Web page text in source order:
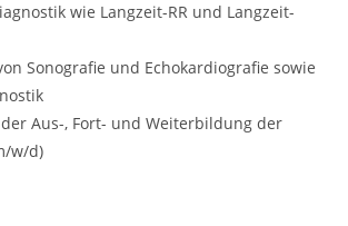
wie Langzeit-RR und Langzeit-
Sonografie und Echokardiografie sowie
Aus-, Fort- und Weiterbildung der
w/d)